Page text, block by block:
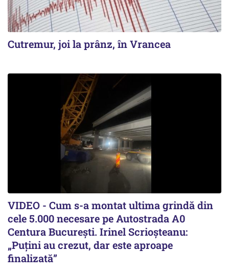
Cutremur, joi la prânz, în Vrancea
VIDEO - Cum s-a montat ultima grindă din
cele 5.000 necesare pe Autostrada A0
Centura București. Irinel Scrioșteanu:
„Puțini au crezut, dar este aproape
finalizată”